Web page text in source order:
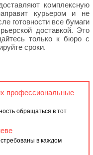
комплексную
курьером и не
готовности все бумаги
доставкой. Это
только к бюро с
сроки.
профессиональные
обращаться в тот
в каждом